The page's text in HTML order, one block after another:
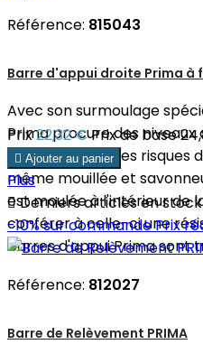
Référence: 815043
Barre d'appui droite Prima à
Avec son surmoulage
Prima procure des niveaux
égaux et réduit les risques
même mouillée et
est moulée à l'intérieur de
conférer à celle-ci une
barres d'appui Prima sont
Prix22,32 €Prix de base
 Ajouter au panier
Plus
Derniers articles en stock
-10%sur commandePrix
Référence: 812027
Barre de Relèvement PRIMA